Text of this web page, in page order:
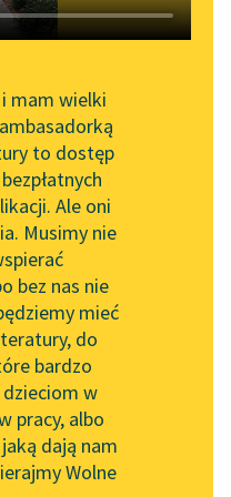
Zgłoś brak utworu
Narzędzia
Mapa Wolnych Lektur
Leśmianator
Przewodnik dla piszących i
czytających
API
OAI-PMH
Widget Wolnych Lektur
Przypisy
mam wielki
to dostęp
Ale oni
Musimy nie
bez nas nie
mieć
do
bardzo
w
pracy, albo
dają nam
Wolne